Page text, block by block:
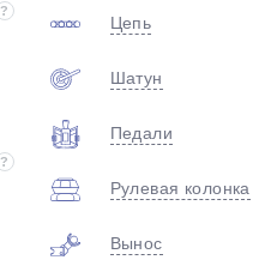
?
?
Цепь
Шатун
Педали
Рулевая колонка
Вынос